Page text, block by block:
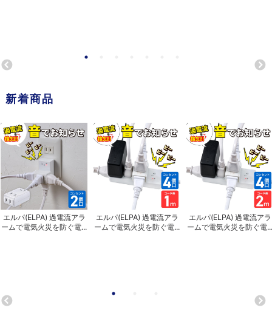
新着商品
エルパ(ELPA) 過電流アラ
ームで電気火災を防ぐ電...
エルパ(ELPA) 過電流アラ
ームで電気火災を防ぐ電...
エルパ(ELPA) 過電流アラ
ームで電気火災を防ぐ電